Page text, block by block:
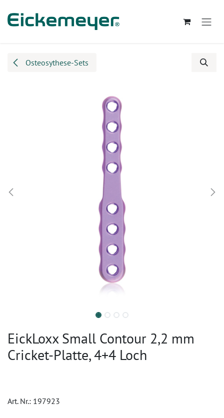
Osteosythese-Sets
EickLoxx Small Contour 2,2 mm
Cricket-Platte, 4+4 Loch
Art. Nr.: 197923